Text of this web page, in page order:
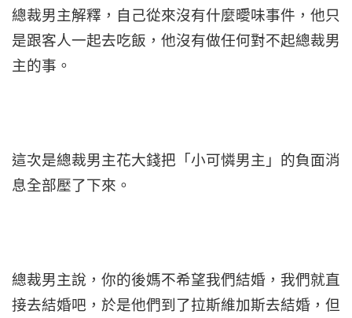
總裁男主解釋，自己從來沒有什麼曖味事件，他只
是跟客人一起去吃飯，他沒有做任何對不起總裁男
主的事。
這次是總裁男主花大錢把「小可憐男主」的負面消
息全部壓了下來。
總裁男主說，你的後媽不希望我們結婚，我們就直
接去結婚吧，於是他們到了拉斯維加斯去結婚，但